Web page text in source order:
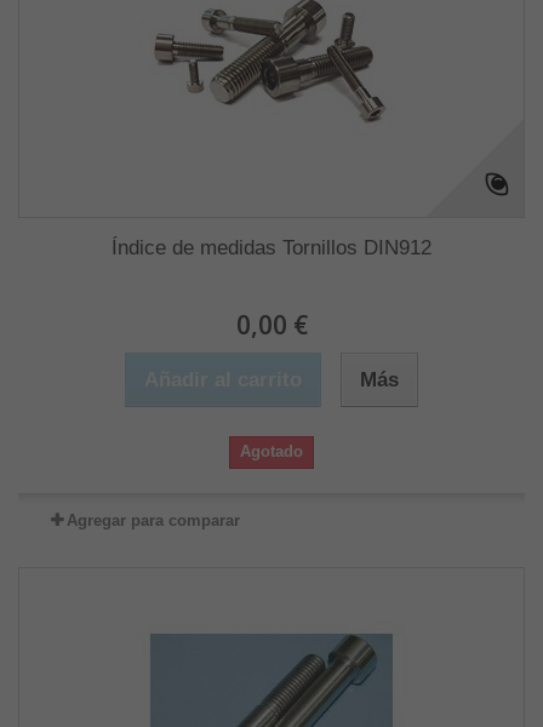
Índice de medidas Tornillos DIN912
0,00 €
Más
Agotado
Agregar para comparar